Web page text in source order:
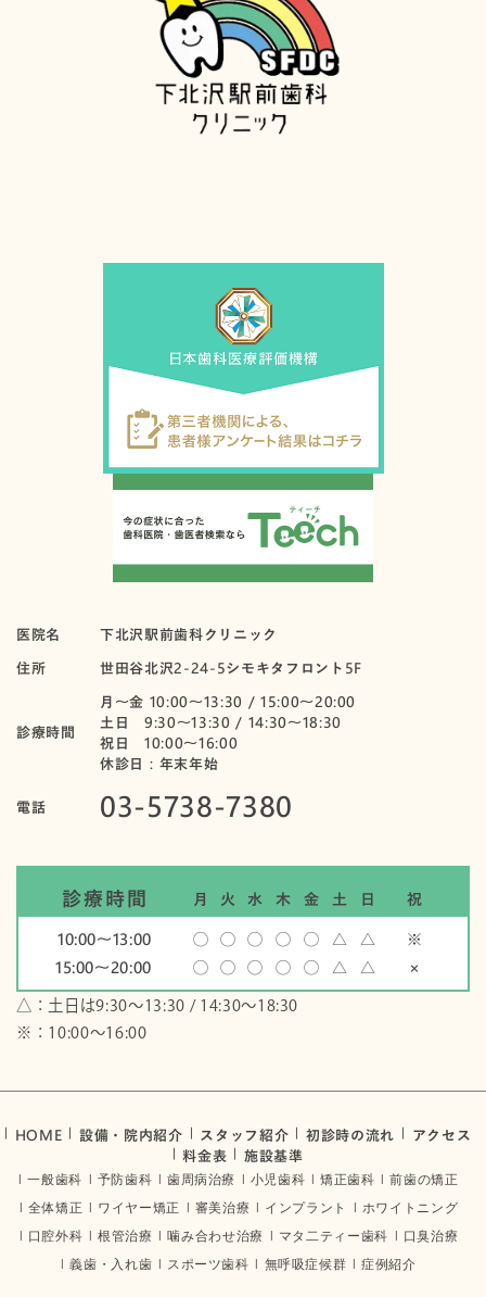
医院名
下北沢駅前歯科クリニック
住所
世田谷北沢2-24-5シモキタフロント5F
診療時間
月〜金 10:00～13:30 / 15:00～20:00
土日 9:30～13:30 / 14:30～18:30
祝日 10:00〜16:00
休診日：年末年始
電話 03-5738-7380
診療時間 月 火 水 木 金 土 日
祝
10:00〜13:00
◯ ◯ ◯ ◯ ◯ △ △
※
15:00〜20:00
◯ ◯ ◯ ◯ ◯ △ △ ×
△：土日は9:30～13:30 / 14:30～18:30
※：10:00〜16:00
HOME 設備・院内紹介 スタッフ紹介 初診時の流れ
アクセス
料金表
施設基準
一般歯科 予防歯科 歯周病治療 小児歯科 矯正歯科
前歯の矯正
全体矯正
ワイヤー矯正 審美治療 インプラント
ホワイトニング
口腔外科
根管治療 噛み合わせ治療 マタ二ティー歯科
口臭治療
義歯・入れ歯
スポーツ歯科 無呼吸症候群 症例紹介